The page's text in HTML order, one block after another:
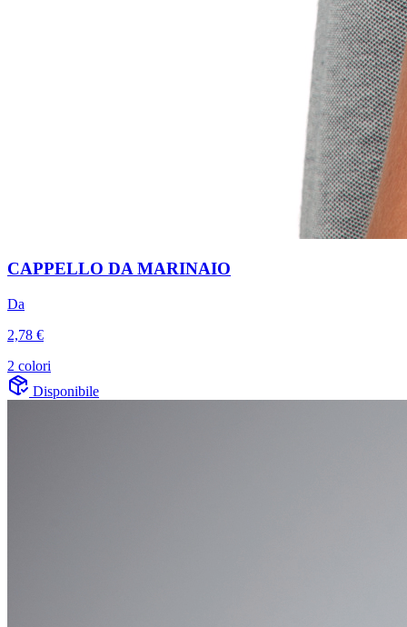
CAPPELLO DA MARINAIO
Da
2,78 €
2 colori
Disponibile